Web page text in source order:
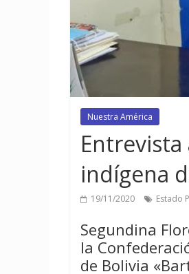
Nuestra América
indígena
19/11/2020 Estado
Segundina
la
de Bolivia